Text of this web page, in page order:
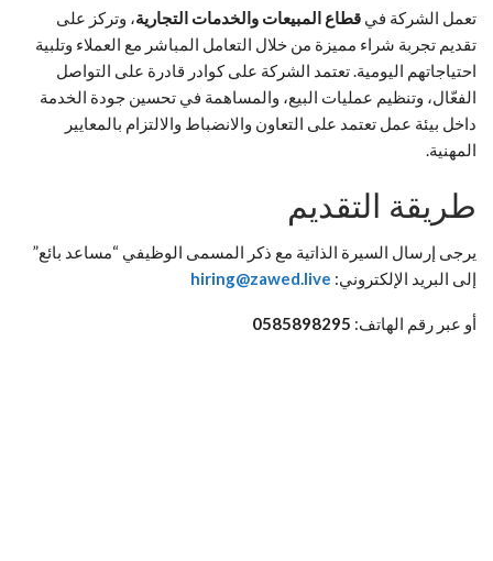
تعمل الشركة في قطاع المبيعات والخدمات التجارية، وتركز على
تقديم تجربة شراء مميزة من خلال التعامل المباشر مع العملاء وتلبية
احتياجاتهم اليومية. تعتمد الشركة على كوادر قادرة على التواصل
الفعّال، وتنظيم عمليات البيع، والمساهمة في تحسين جودة الخدمة
داخل بيئة عمل تعتمد على التعاون والانضباط والالتزام بالمعايير
المهنية.
طريقة التقديم
يرجى إرسال السيرة الذاتية مع ذكر المسمى الوظيفي “مساعد بائع”
إلى البريد الإلكتروني: hiring@zawed.live
أو عبر رقم الهاتف: 0585898295